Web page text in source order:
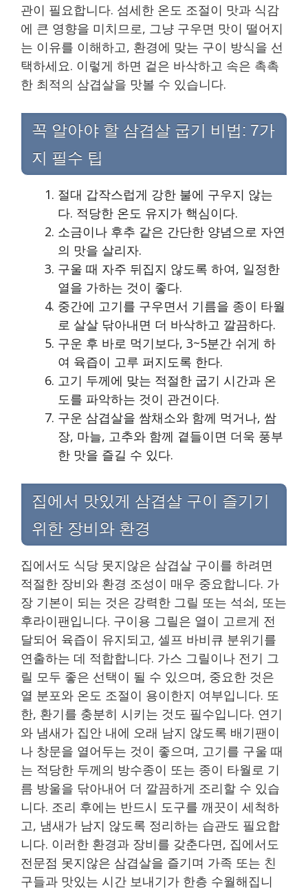
관이 필요합니다. 섬세한 온도 조절이 맛과 식감
에 큰 영향을 미치므로, 그냥 구우면 맛이 떨어지
는 이유를 이해하고, 환경에 맞는 구이 방식을 선
택하세요. 이렇게 하면 겉은 바삭하고 속은 촉촉
한 최적의 삼겹살을 맛볼 수 있습니다.
꼭 알아야 할 삼겹살 굽기 비법: 7가
지 필수 팁
절대 갑작스럽게 강한 불에 구우지 않는
다. 적당한 온도 유지가 핵심이다.
소금이나 후추 같은 간단한 양념으로 자연
의 맛을 살리자.
구울 때 자주 뒤집지 않도록 하여, 일정한
열을 가하는 것이 좋다.
중간에 고기를 구우면서 기름을 종이 타월
로 살살 닦아내면 더 바삭하고 깔끔하다.
구운 후 바로 먹기보다, 3~5분간 쉬게 하
여 육즙이 고루 퍼지도록 한다.
고기 두께에 맞는 적절한 굽기 시간과 온
도를 파악하는 것이 관건이다.
구운 삼겹살을 쌈채소와 함께 먹거나, 쌈
장, 마늘, 고추와 함께 곁들이면 더욱 풍부
한 맛을 즐길 수 있다.
집에서 맛있게 삼겹살 구이 즐기기
위한 장비와 환경
집에서도 식당 못지않은 삼겹살 구이를 하려면
적절한 장비와 환경 조성이 매우 중요합니다. 가
장 기본이 되는 것은 강력한 그릴 또는 석쇠, 또는
후라이팬입니다. 구이용 그릴은 열이 고르게 전
달되어 육즙이 유지되고, 셀프 바비큐 분위기를
연출하는 데 적합합니다. 가스 그릴이나 전기 그
릴 모두 좋은 선택이 될 수 있으며, 중요한 것은
열 분포와 온도 조절이 용이한지 여부입니다. 또
한, 환기를 충분히 시키는 것도 필수입니다. 연기
와 냄새가 집안 내에 오래 남지 않도록 배기팬이
나 창문을 열어두는 것이 좋으며, 고기를 구울 때
는 적당한 두께의 방수종이 또는 종이 타월로 기
름 방울을 닦아내어 더 깔끔하게 조리할 수 있습
니다. 조리 후에는 반드시 도구를 깨끗이 세척하
고, 냄새가 남지 않도록 정리하는 습관도 필요합
니다. 이러한 환경과 장비를 갖춘다면, 집에서도
전문점 못지않은 삼겹살을 즐기며 가족 또는 친
구들과 맛있는 시간 보내기가 한층 수월해집니